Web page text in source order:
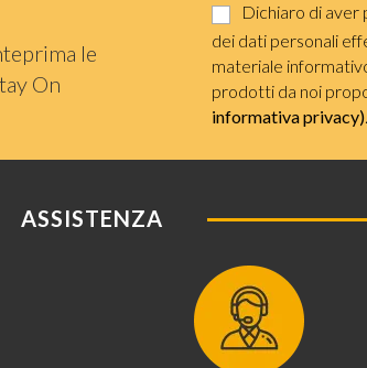
le
On
Dichiaro di aver
dei dati personali
materiale
prodotti da noi
informativa privacy).
ASSISTENZA